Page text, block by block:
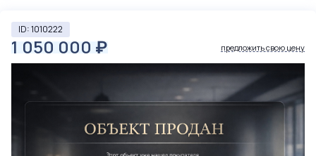
ID: 1010222
1 050 000 ₽ предложить свою цену